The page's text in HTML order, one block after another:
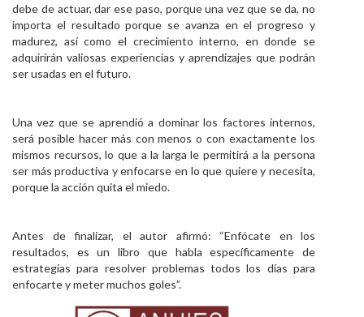
debe de actuar, dar ese paso, porque una vez que se da, no
importa el resultado porque se avanza en el progreso y
madurez, así como el crecimiento interno, en donde se
adquirirán valiosas experiencias y aprendizajes que podrán
ser usadas en el futuro.
Una vez que se aprendió a dominar los factores internos,
será posible hacer más con menos o con exactamente los
mismos recursos, lo que a la larga le permitirá a la persona
ser más productiva y enfocarse en lo que quiere y necesita,
porque la acción quita el miedo.
Antes de finalizar, el autor afirmó: “Enfócate en los
resultados, es un libro que habla específicamente de
estrategias para resolver problemas todos los días para
enfocarte y meter muchos goles”.